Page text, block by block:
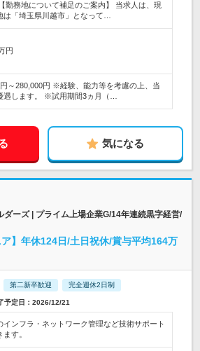
勤務地について補足のご案内】 当求人は、現
は「埼玉県川越市」となって…
円
～280,000円 ※経験、能力等を考慮の上、当
遇します。 ※試用期間3ヵ月（…
気になる
ダーズ | プライム上場企業G/14年連続黒字経営/
ア】年休124日/土日祝休/賞与平均164万
第二新卒歓迎 完全週休2日制
定日：2026/12/21
インフラ・ネットワーク管理など技術サポート
す。